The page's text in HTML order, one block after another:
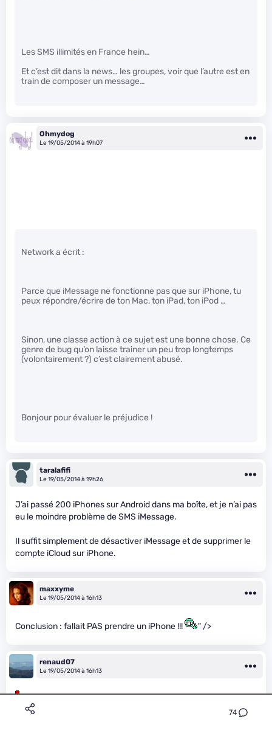
74
Les SMS illimités en France hein…
Et c’est dit dans la news… les groupes, voir que l’autre est en
train de composer un message…
Ohmydog
Le 19/05/2014 à 19h07
Network a écrit :
Parce que iMessage ne fonctionne pas que sur iPhone, tu
peux répondre/écrire de ton Mac, ton iPad, ton iPod …
Sinon, une classe action à ce sujet est une bonne chose. Ce
genre de bug qu’on laisse trainer un peu trop longtemps
(volontairement ?) c’est clairement abusé.
Bonjour pour évaluer le préjudice !
taralafifi
Le 19/05/2014 à 19h26
J’ai passé 200 iPhones sur Android dans ma boîte, et je n’ai pas
eu le moindre problème de SMS iMessage.
Il suffit simplement de désactiver iMessage et de supprimer le
compte iCloud sur iPhone.
maxxyme
Le 19/05/2014 à 16h13
Conclusion : fallait PAS prendre un iPhone !!! " />
renaud07
Le 19/05/2014 à 16h13
" />